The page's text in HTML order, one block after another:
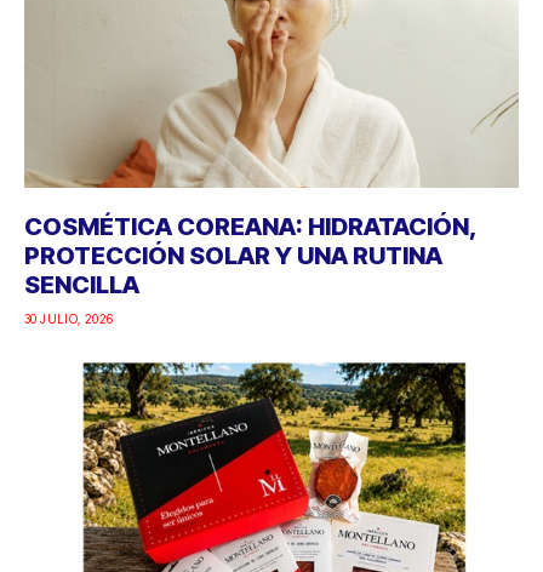
COSMÉTICA COREANA: HIDRATACIÓN,
PROTECCIÓN SOLAR Y UNA RUTINA
SENCILLA
30 JULIO, 2026